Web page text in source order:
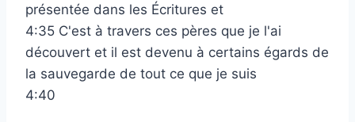
présentée dans les Écritures et
4:35 C'est à travers ces pères que je l'ai
découvert et il est devenu à certains égards de
la sauvegarde de tout ce que je suis
4:40